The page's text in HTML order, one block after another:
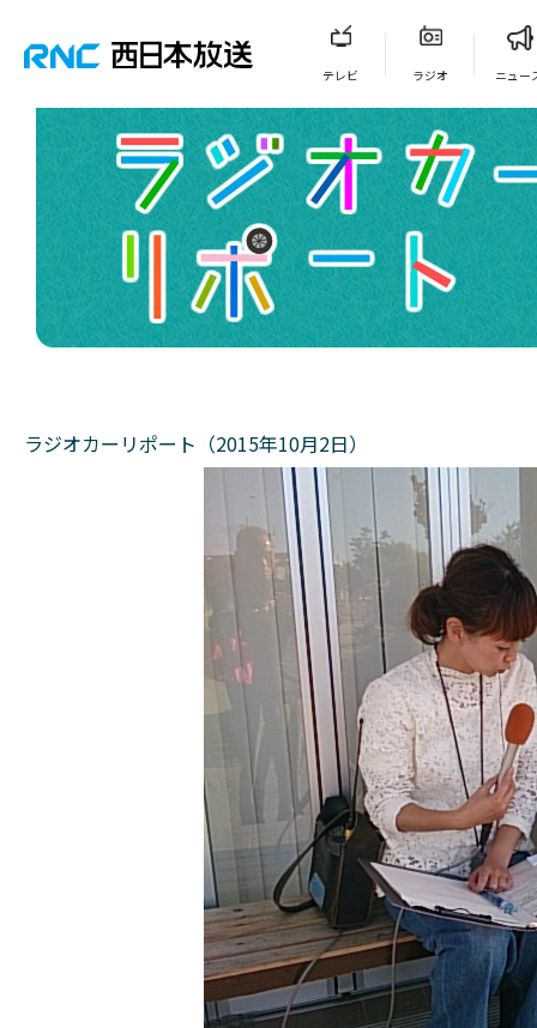
テレビ ラジオ ニュー
ラジオカーリポート（2015年10月2日）